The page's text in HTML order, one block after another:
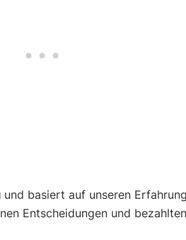
und basiert auf unseren
Entscheidungen und